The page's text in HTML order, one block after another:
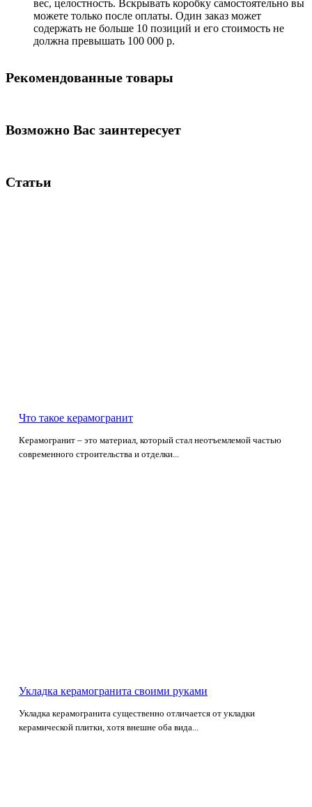
вес, целостность. Вскрывать коробку самостоятельно вы
можете только после оплаты. Один заказ может
содержать не больше 10 позиций и его стоимость не
должна превышать 100 000 р.
Рекомендованные товары
Возможно Вас заинтересует
Статьи
Что такое керамогранит
Керамогранит – это материал, который стал неотъемлемой частью
современного строительства и отделки...
Укладка керамогранита своими руками
Укладка керамогранита существенно отличается от укладки
керамической плитки, хотя внешне оба вида...